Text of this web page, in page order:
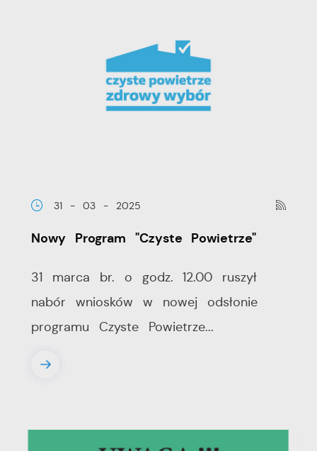
31 - 03 - 2025
Nowy Program "Czyste Powietrze"
31 marca br. o godz. 12.00 ruszył
nabór wniosków w nowej odsłonie
programu Czyste Powietrze...